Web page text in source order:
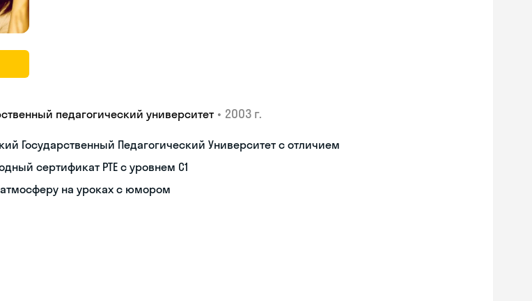
педагогический университет • 2003 г.
Государственный Педагогический Университет с отличием
сертификат PTE с уровнем C1
на уроках с юмором